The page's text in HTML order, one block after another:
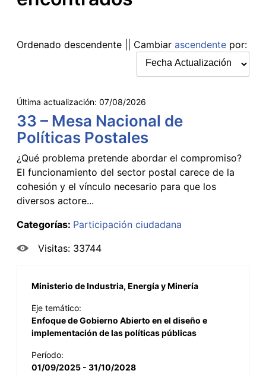
Ordenado descendente || Cambiar ascendente por:
Última actualización: 07/08/2026
33 – Mesa Nacional de
Políticas Postales
¿Qué problema pretende abordar el compromiso?
El funcionamiento del sector postal carece de la
cohesión y el vínculo necesario para que los
diversos actore...
Categorías: Participación ciudadana
Visitas: 33744
Ministerio de Industria, Energía y Minería
Eje temático:
Enfoque de Gobierno Abierto en el diseño e
implementación de las políticas públicas
Período:
01/09/2025 - 31/10/2028